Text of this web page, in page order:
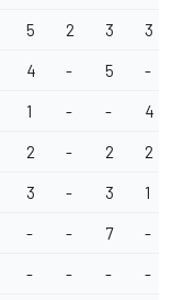
5 2 3 3
4 - 5 -
1 - - 4
2 - 2 2
3 - 3 1
- - 7 -
- - - -